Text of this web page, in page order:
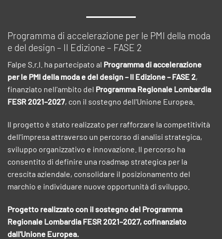
Programma di accelerazione per le PMI della moda
e del design – II Edizione – FASE 2
Falpe S.r.l. ha partecipato al Programma di accelerazione
per le PMI della moda e del design – II Edizione – FASE 2,
finanziato nell'ambito del Programma Regionale Lombardia
FESR 2021–2027, con il sostegno dell'Unione Europea.
Il progetto è stato realizzato per rafforzare la competitività
dell'impresa attraverso un percorso di analisi strategica,
sviluppo organizzativo e innovazione. Il percorso ha
consentito di definire una roadmap strategica per la
crescita aziendale, consolidare il posizionamento del
marchio e individuare nuove opportunità di sviluppo.
Progetto realizzato con il sostegno del Programma
Regionale Lombardia FESR 2021–2027, cofinanziato
dall'Unione Europea.